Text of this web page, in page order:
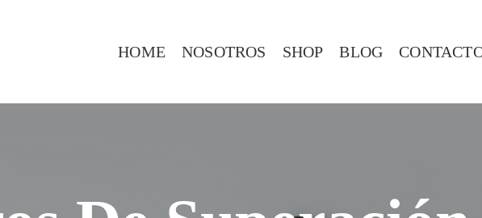
HOME NOSOTROS SHOP BLOG